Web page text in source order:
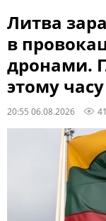
Литва
в
дронами.
этому часу
20:55 06.08.2026 41